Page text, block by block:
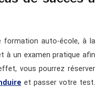
formation auto-école, à la
à un examen pratique afin
vous pourrez réserver
et passer votre test.